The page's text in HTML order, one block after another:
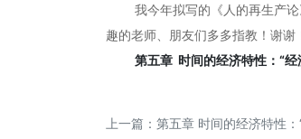
我今年拟写的《人的再生产论》
趣的老师、朋友们多多指教！谢谢
第五章 时间的经济特性：“
上一篇： 第五章 时间的经济特性